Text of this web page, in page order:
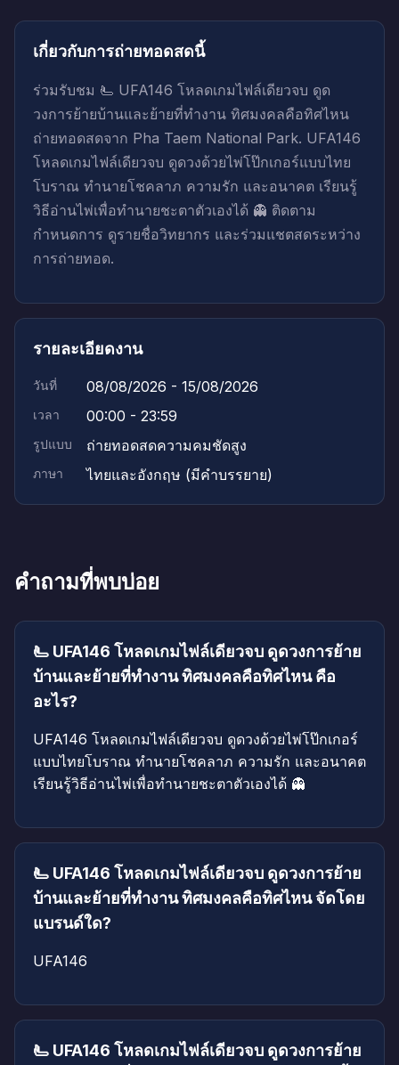
เกี่ยวกับการถ่ายทอดสดนี้
ร่วมรับชม 🫷 UFA146 โหลดเกมไฟล์เดียวจบ ดูด
วงการย้ายบ้านและย้ายที่ทำงาน ทิศมงคลคือทิศไหน
ถ่ายทอดสดจาก Pha Taem National Park. UFA146
โหลดเกมไฟล์เดียวจบ ดูดวงด้วยไพ่โป๊กเกอร์แบบไทย
โบราณ ทำนายโชคลาภ ความรัก และอนาคต เรียนรู้
วิธีอ่านไพ่เพื่อทำนายชะตาตัวเองได้ 👻 ติดตาม
กำหนดการ ดูรายชื่อวิทยากร และร่วมแชตสดระหว่าง
การถ่ายทอด.
รายละเอียดงาน
วันที่ 08/08/2026 - 15/08/2026
เวลา 00:00 - 23:59
รูปแบบ ถ่ายทอดสดความคมชัดสูง
ภาษา ไทยและอังกฤษ (มีคำบรรยาย)
คำถามที่พบบ่อย
🫷 UFA146 โหลดเกมไฟล์เดียวจบ ดูดวงการย้าย
บ้านและย้ายที่ทำงาน ทิศมงคลคือทิศไหน คือ
อะไร?
UFA146 โหลดเกมไฟล์เดียวจบ ดูดวงด้วยไพ่โป๊กเกอร์
แบบไทยโบราณ ทำนายโชคลาภ ความรัก และอนาคต
เรียนรู้วิธีอ่านไพ่เพื่อทำนายชะตาตัวเองได้ 👻
🫷 UFA146 โหลดเกมไฟล์เดียวจบ ดูดวงการย้าย
บ้านและย้ายที่ทำงาน ทิศมงคลคือทิศไหน จัดโดย
แบรนด์ใด?
UFA146
🫷 UFA146 โหลดเกมไฟล์เดียวจบ ดูดวงการย้าย